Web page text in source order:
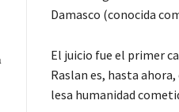
Damasco (conocida
El juicio fue el primer
Raslan es, hasta
lesa humanidad